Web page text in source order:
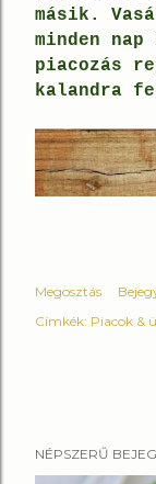
másik.
minden
piacozás
kalandra
Megosztás
Címkék: Piacok &
NÉPSZERŰ